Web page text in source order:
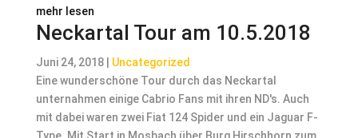
mehr lesen
Neckartal Tour am 10.5.2018
Juni 24, 2018| Uncategorized
Eine wunderschöne Tour durch das Neckartal
unternahmen einige Cabrio Fans mit ihren ND's. Auch
mit dabei waren zwei Fiat 124 Spider und ein Jaguar F-